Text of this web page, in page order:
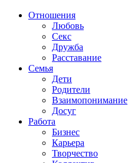
Отношения
Любовь
Секс
Дружба
Расставание
Семья
Дети
Родители
Взаимопонимание
Досуг
Работа
Бизнес
Карьера
Творчество